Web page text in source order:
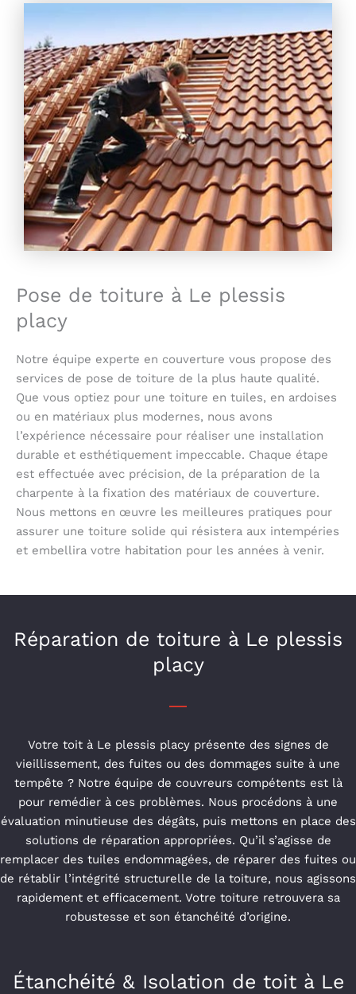
Pose de toiture à Le plessis
placy
Notre équipe experte en couverture vous propose des
services de pose de toiture de la plus haute qualité.
Que vous optiez pour une toiture en tuiles, en ardoises
ou en matériaux plus modernes, nous avons
l’expérience nécessaire pour réaliser une installation
durable et esthétiquement impeccable. Chaque étape
est effectuée avec précision, de la préparation de la
charpente à la fixation des matériaux de couverture.
Nous mettons en œuvre les meilleures pratiques pour
assurer une toiture solide qui résistera aux intempéries
et embellira votre habitation pour les années à venir.
Réparation de toiture à Le plessis
placy
Votre toit à Le plessis placy présente des signes de
vieillissement, des fuites ou des dommages suite à une
tempête ? Notre équipe de couvreurs compétents est là
pour remédier à ces problèmes. Nous procédons à une
évaluation minutieuse des dégâts, puis mettons en place des
solutions de réparation appropriées. Qu’il s’agisse de
remplacer des tuiles endommagées, de réparer des fuites ou
de rétablir l’intégrité structurelle de la toiture, nous agissons
rapidement et efficacement. Votre toiture retrouvera sa
robustesse et son étanchéité d’origine.
Étanchéité & Isolation de toit à Le